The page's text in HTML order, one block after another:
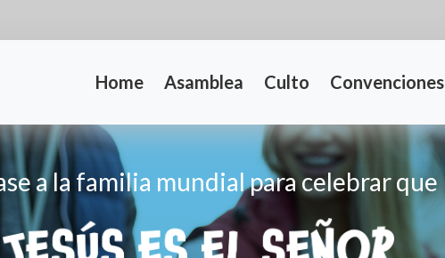
Home Asamblea Culto Convenciones
a la familia mundial para celebrar que